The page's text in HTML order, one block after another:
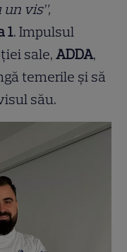
vis”,
1. Impulsul
sale,ADDA,
temerile și să
său.